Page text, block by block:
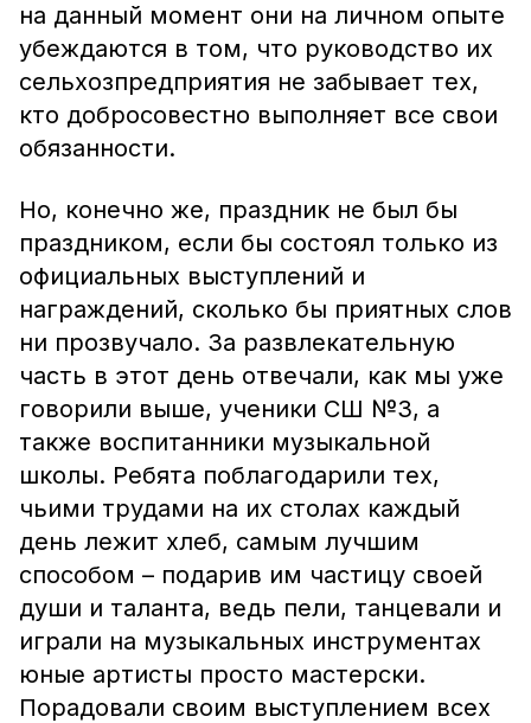
на данный момент они на личном опыте
убеждаются в том, что руководство их
сельхозпредприятия не забывает тех,
кто добросовестно выполняет все свои
обязанности.
Но, конечно же, праздник не был бы
праздником, если бы состоял только из
официальных выступлений и
награждений, сколько бы приятных слов
ни прозвучало. За развлекательную
часть в этот день отвечали, как мы уже
говорили выше, ученики СШ №3, а
также воспитанники музыкальной
школы. Ребята поблагодарили тех,
чьими трудами на их столах каждый
день лежит хлеб, самым лучшим
способом – подарив им частицу своей
души и таланта, ведь пели, танцевали и
играли на музыкальных инструментах
юные артисты просто мастерски.
Порадовали своим выступлением всех